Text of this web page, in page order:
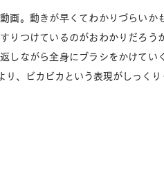
画。動きが早くてわかりづらいか
りつけているのがおわかりだろう
しながら全身にブラシをかけてい
、ビカビカという表現がしっくり